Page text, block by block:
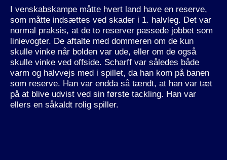
I venskabskampe måtte hvert land have en reserve,
som måtte indsættes ved skader i 1. halvleg. Det var
normal praksis, at de to reserver passede jobbet som
linievogter. De aftalte med dommeren om de kun
skulle vinke når bolden var ude, eller om de også
skulle vinke ved offside. Scharff var således både
varm og halvvejs med i spillet, da han kom på banen
som reserve. Han var endda så tændt, at han var tæt
på at blive udvist ved sin første tackling. Han var
ellers en såkaldt rolig spiller.